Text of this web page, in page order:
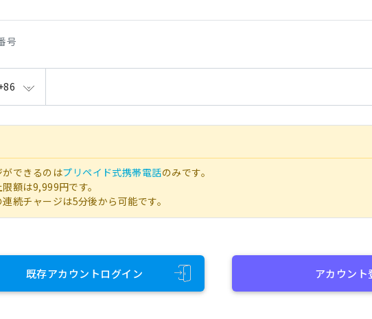
号
できるのはプリペイド式携帯電話のみです。
額は9,999円です。
続チャージは5分後から可能です。
既存アカウントログイン アカウント